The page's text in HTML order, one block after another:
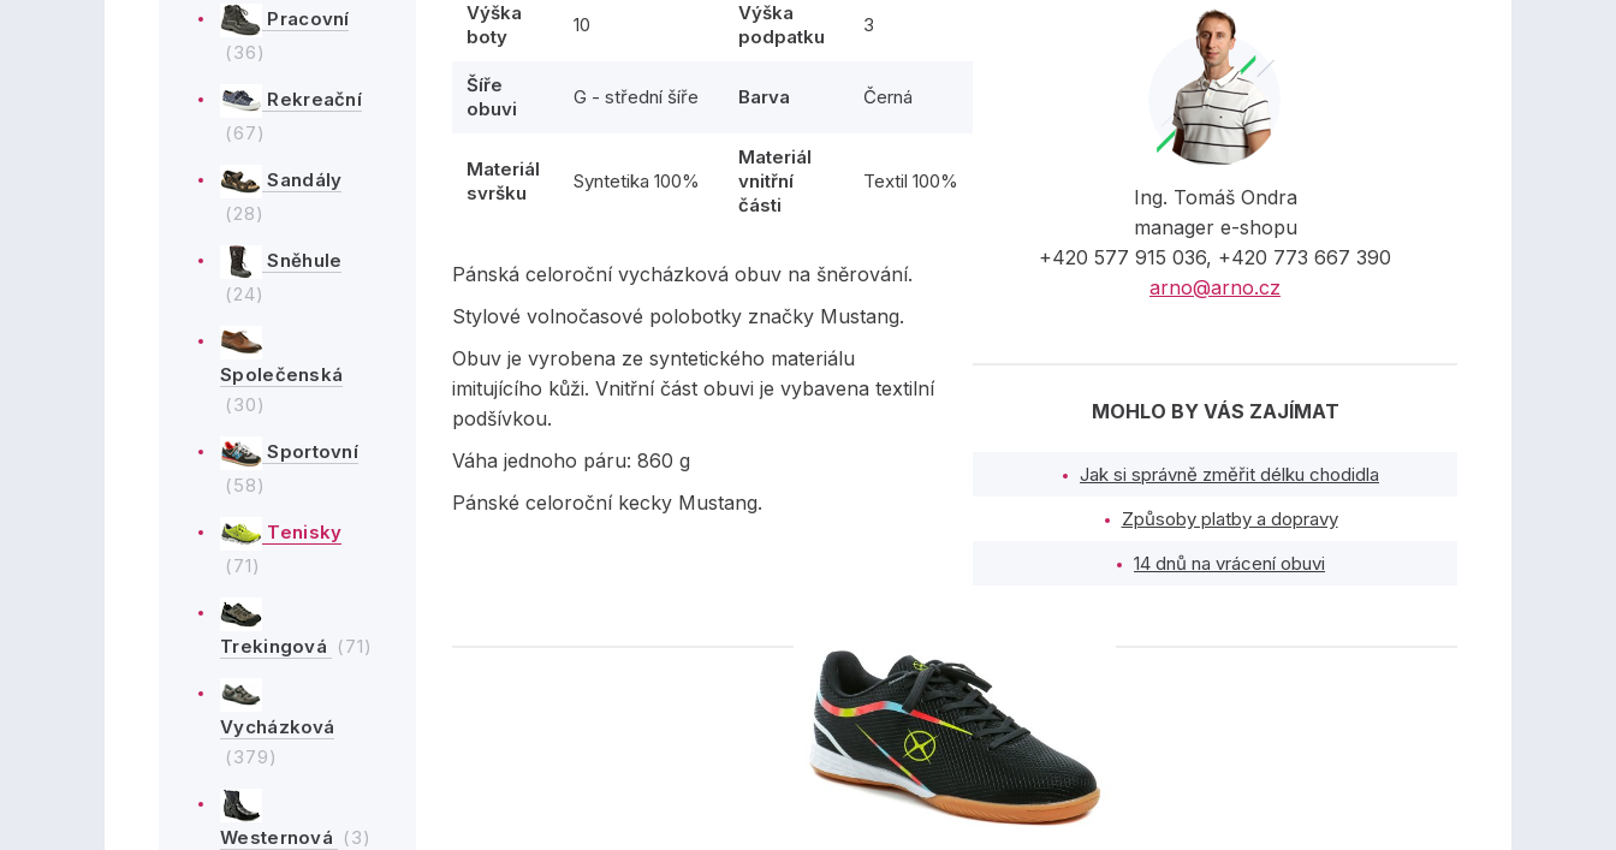
Pracovní
(36)
Rekreační
(67)
Sandály
(28)
Sněhule
(24)
Společenská
(30)
Sportovní
(58)
Tenisky
(71)
Trekingová (71)
Vycházková
(379)
Westernová (3)
Výška
boty
10
Výška
podpatku
3
Šíře
obuvi
G - střední šíře Barva Černá
Materiál
svršku
Syntetika 100%
Materiál
vnitřní
části
Textil 100%
Pánská celoroční vycházková obuv na šněrování.
Stylové volnočasové polobotky značky Mustang.
Obuv je vyrobena ze syntetického materiálu
imitujícího kůži. Vnitřní část obuvi je vybavena textilní
podšívkou.
Váha jednoho páru: 860 g
Pánské celoroční kecky Mustang.
Ing. Tomáš Ondra
manager e-shopu
+420 577 915 036, +420 773 667 390
arno@arno.cz
MOHLO BY VÁS ZAJÍMAT
Jak si správně změřit délku chodidla
Způsoby platby a dopravy
14 dnů na vrácení obuvi
PODOBNÉ PRODUKTY